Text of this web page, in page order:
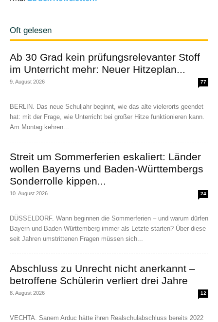
Oft gelesen
Ab 30 Grad kein prüfungsrelevanter Stoff
im Unterricht mehr: Neuer Hitzeplan...
9. August 2026 77
BERLIN. Das neue Schuljahr beginnt, wie das alte vielerorts geendet
hat: mit der Frage, wie Unterricht bei großer Hitze funktionieren kann.
Am Montag kehren...
Streit um Sommerferien eskaliert: Länder
wollen Bayerns und Baden-Württembergs
Sonderrolle kippen...
10. August 2026 24
DÜSSELDORF. Wann beginnen die Sommerferien – und warum dürfen
Bayern und Baden-Württemberg immer als Letzte starten? Über diese
seit Jahren umstrittenen Fragen müssen sich...
Abschluss zu Unrecht nicht anerkannt –
betroffene Schülerin verliert drei Jahre
8. August 2026 12
VECHTA. Sanem Arduc hätte ihren Realschulabschluss bereits 2022